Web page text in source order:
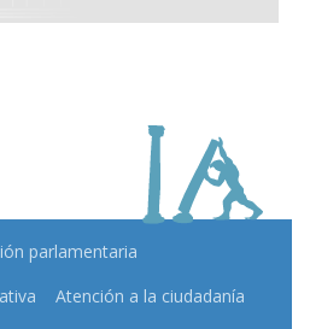
parlamentaria
Atención a la ciudadanía